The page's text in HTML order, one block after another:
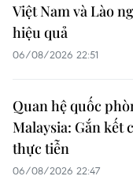
Việt Nam và Lào
hiệu quả
06/08/2026 22:51
Quan hệ quốc
Malaysia: Gắn kết
thực tiễn
06/08/2026 22:47